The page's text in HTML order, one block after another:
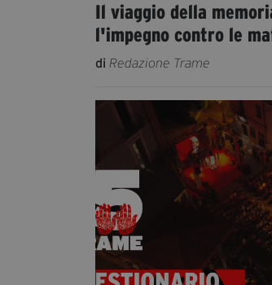
Il viaggio della
l'impegno contro le
di Redazione Trame